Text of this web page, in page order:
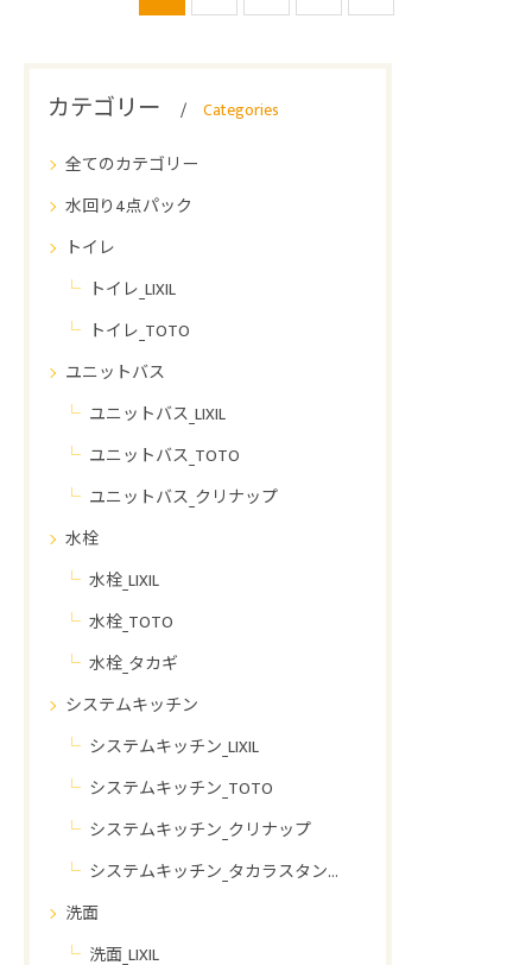
カテゴリー Categories
全てのカテゴリー
水回り4点パック
トイレ
トイレ_LIXIL
トイレ_TOTO
ユニットバス
ユニットバス_LIXIL
ユニットバス_TOTO
ユニットバス_クリナップ
水栓
水栓_LIXIL
水栓_TOTO
水栓_タカギ
システムキッチン
システムキッチン_LIXIL
システムキッチン_TOTO
システムキッチン_クリナップ
システムキッチン_タカラスタンダード
洗面
洗面_LIXIL